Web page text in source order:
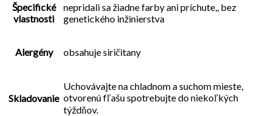
Špecifické
vlastnosti
nepridali sa žiadne farby ani príchute,, bez
genetického inžinierstva
Alergény obsahuje siričitany
Skladovanie
Uchovávajte na chladnom a suchom mieste,
otvorenú fľašu spotrebujte do niekoľkých
týždňov.